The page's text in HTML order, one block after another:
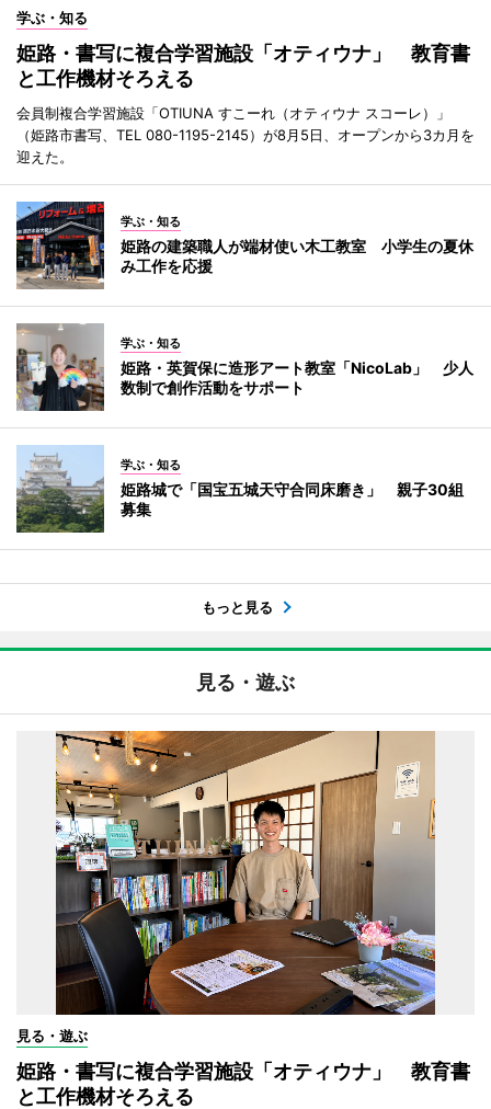
学ぶ・知る
姫路・書写に複合学習施設「オティウナ」 教育書
と工作機材そろえる
会員制複合学習施設「OTIUNA すこーれ（オティウナ スコーレ）」
（姫路市書写、TEL 080-1195-2145）が8月5日、オープンから3カ月を
迎えた。
学ぶ・知る
姫路の建築職人が端材使い木工教室 小学生の夏休
み工作を応援
学ぶ・知る
姫路・英賀保に造形アート教室「NicoLab」 少人
数制で創作活動をサポート
学ぶ・知る
姫路城で「国宝五城天守合同床磨き」 親子30組
募集
もっと見る
見る・遊ぶ
見る・遊ぶ
姫路・書写に複合学習施設「オティウナ」 教育書
と工作機材そろえる